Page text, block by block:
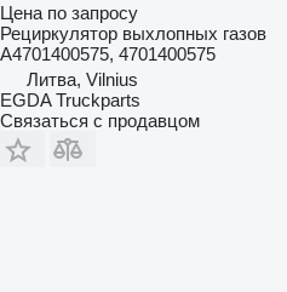
Цена по запросу
Рециркулятор выхлопных газов
A4701400575, 4701400575
Литва, Vilnius
EGDA Truckparts
Связаться с продавцом